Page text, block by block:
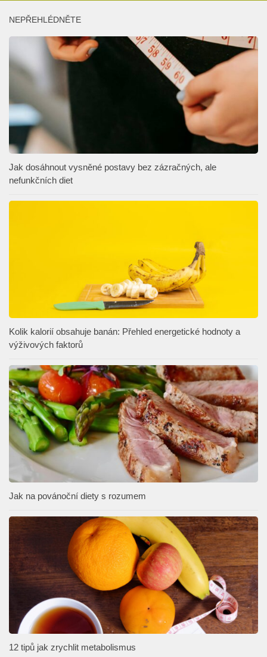
NEPŘEHLÉDNĚTE
Jak dosáhnout vysněné postavy bez zázračných, ale
nefunkčních diet
Kolik kalorií obsahuje banán: Přehled energetické hodnoty a
výživových faktorů
Jak na povánoční diety s rozumem
12 tipů jak zrychlit metabolismus